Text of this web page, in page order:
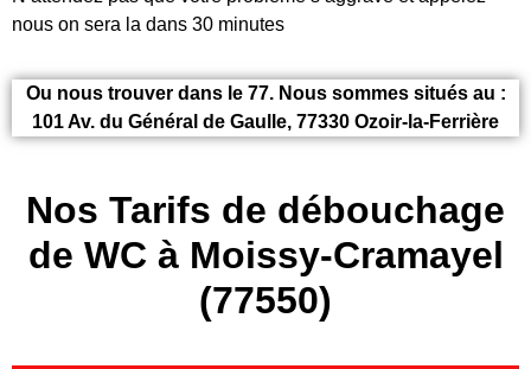
nous on sera la dans 30 minutes
Ou nous trouver dans le 77. Nous sommes situés au :
101 Av. du Général de Gaulle, 77330 Ozoir-la-Ferrière
Nos Tarifs de débouchage
de WC à Moissy-Cramayel
(77550)